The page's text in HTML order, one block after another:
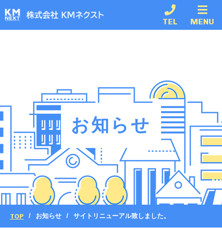
TEL MENU
お知らせ
TOP お知らせ サイトリニューアル致しました。